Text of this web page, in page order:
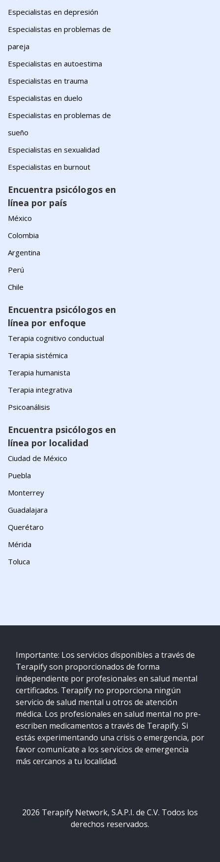
Especialistas en depresión
Especialistas en problemas de
pareja
Especialistas en autoestima
Especialistas en trauma
Especialistas en duelo
Especialistas en problemas de
sueño
Especialistas en sexualidad
Especialistas en burnout
Encuentra psicólogos en
línea por país
México
Colombia
Argentina
Perú
Chile
Encuentra psicólogos en
línea por enfoque
Terapia cognitivo conductual
Terapia sistémica
Terapia humanista
Terapia integrativa
Psicoanálisis
Encuentra psicólogos en
línea por localidad
Ciudad de México
Puebla
Monterrey
Guadalajara
Querétaro
Mérida
Toluca
Importante: Los servicios disponibles a través de
Terapify son proporcionados de forma
independiente por profesionales en salud mental
certificados. Terapify no proporciona ningún
servicio de salud mental u otros de atención
médica. Los profesionales en salud mental no pre-
escriben medicamentos a través de Terapify. Si
estás experimentando una crisis o emergencia, por
favor comunícate a los servicios de emergencia
más cercanos a tu localidad.
2026 Terapify Network, S.A.P.I. de C.V. Todos los
derechos reservados.